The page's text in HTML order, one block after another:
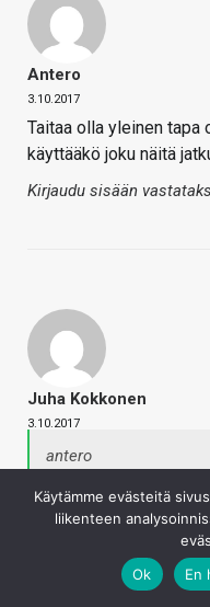
Antero
3.10.2017
Taitaa olla yleinen tapa
käyttääkö joku näitä
Kirjaudu sisään
Juha Kokkonen
3.10.2017
antero
Taitaa olla yleinen
käyttääkö joku näitä
Ps. ei kuvia
Käytämme evästeitä
liikenteen
Ok
En